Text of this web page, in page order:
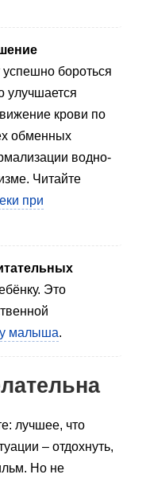
бороться
улучшается
крови по
обменных
водно-
Читайте
при
Это
у малыша.
лучшее, что
– отдохнуть,
Но не